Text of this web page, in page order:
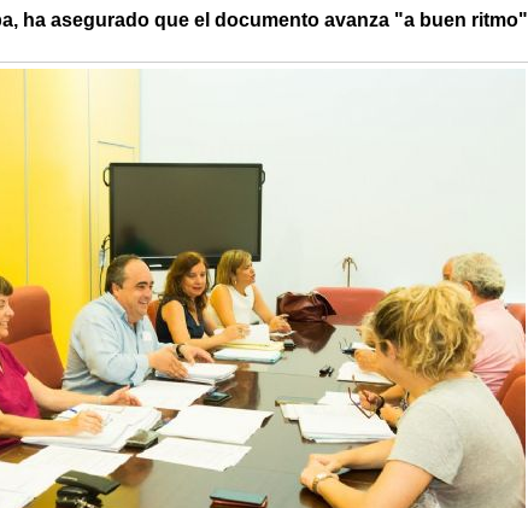
ha asegurado que el documento avanza "a buen ritmo"